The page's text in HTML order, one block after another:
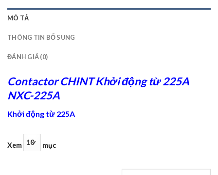
MÔ TẢ
THÔNG TIN BỔ SUNG
ĐÁNH GIÁ (0)
Contactor CHINT Khởi động từ 225A
NXC-225A
Khởi động từ 225A
Xem mục